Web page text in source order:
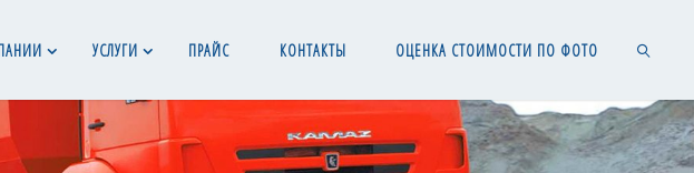
УСЛУГИ ПРАЙС КОНТАКТЫ ОЦЕНКА СТОИМОСТИ ПО ФОТО
SEARCH